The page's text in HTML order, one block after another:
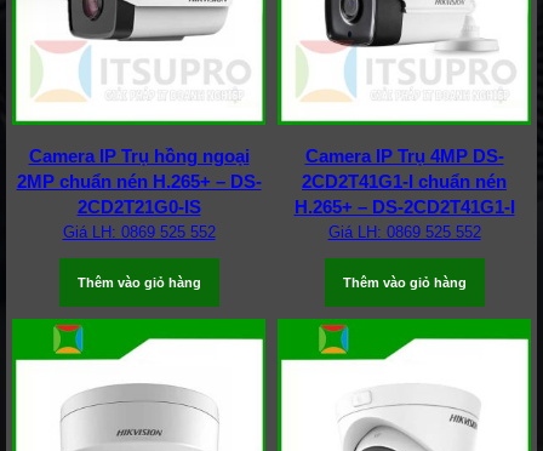
Camera IP Trụ hồng ngoại
2MP chuẩn nén H.265+ – DS-
2CD2T21G0-IS
Giá LH: 0869 525 552
Thêm vào giỏ hàng
Camera IP Trụ 4MP DS-
2CD2T41G1-I chuẩn nén
H.265+ – DS-2CD2T41G1-I
Giá LH: 0869 525 552
Thêm vào giỏ hàng